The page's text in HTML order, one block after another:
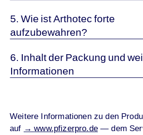
5. Wie ist Arthotec forte
aufzubewahren?
6. Inhalt der Packung und weitere
Informationen
Weitere Informationen zu den
auf →www.pfizerpro.de— dem